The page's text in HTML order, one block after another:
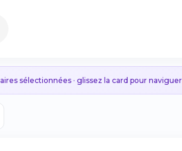
sélectionnées · glissez la card pour naviguer